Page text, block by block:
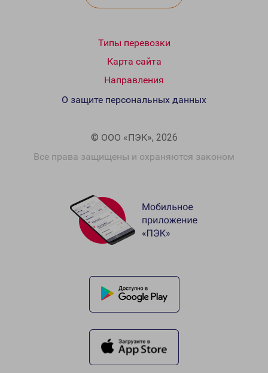
Типы перевозки
Карта сайта
Направления
© ООО «ПЭК», 2026
Все права защищены и охраняются законом
О защите персональных данных